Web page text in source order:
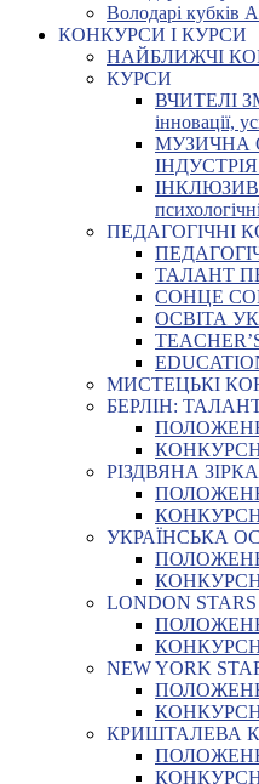
Володарі кубків
КОНКУРСИ І КУРСИ
НАЙБЛИЖЧІ
КУРСИ
ВЧИТЕЛІ
інновації,
МУЗИЧНА
ІНДУСТРІЯ:
ПЕДАГОГІЧНІ
ТАЛАНТ
СОНЦЕ
ОСВІТА
МИСТЕЦЬКІ
БЕРЛІН:
РІЗДВЯНА ЗІРКА
УКРАЇНСЬКА
LONDON STARS
NEW YORK
КРИШТАЛЕВА